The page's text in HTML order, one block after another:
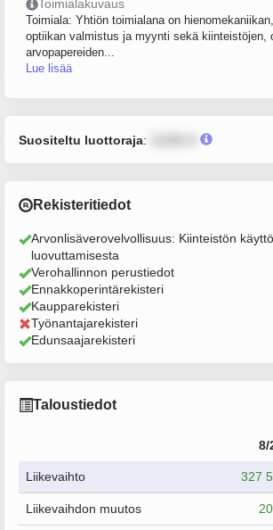
Toimialakuvaus
Toimiala: Yhtiön toimialana on
optiikan valmistus ja myynti sekä kiinteistöjen,
arvopapereiden...
Lue lisää
Suositeltu luottoraja:
Rekisteritiedot
Arvonlisäverovelvollisuus: Kiinteistön
luovuttamisesta
Verohallinnon perustiedot
Ennakkoperintärekisteri
Kaupparekisteri
Työnantajarekisteri
Edunsaajarekisteri
Taloustiedot
8/
Liikevaihto 327
Liikevaihdon muutos